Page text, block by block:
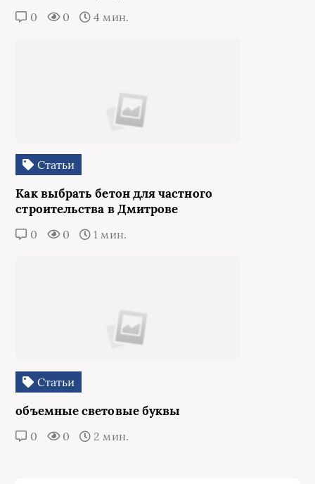
0 0 4 мин.
Статьи
Как выбрать бетон для частного
строительства в Дмитрове
0 0 1 мин.
Статьи
объемные световые буквы
0 0 2 мин.